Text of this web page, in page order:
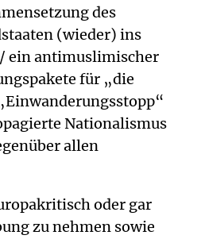
des
(wieder) ins
ein antimuslimischer
für „die
Nationalismus
allen
oder gar
zu nehmen sowie